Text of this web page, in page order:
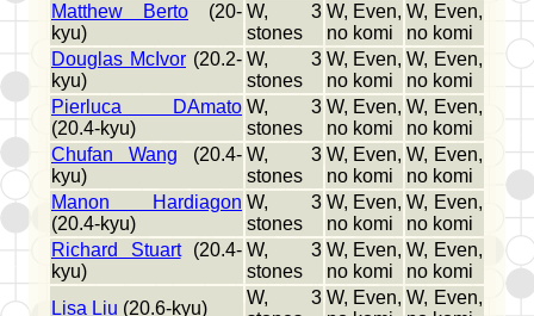
Matthew Berto (20-
kyu)
W, 3
stones
W, Even,
no komi
W, Even,
no komi
Douglas McIvor (20.2-
kyu)
W, 3
stones
W, Even,
no komi
W, Even,
no komi
Pierluca DAmato
(20.4-kyu)
W, 3
stones
W, Even,
no komi
W, Even,
no komi
Chufan Wang (20.4-
kyu)
W, 3
stones
W, Even,
no komi
W, Even,
no komi
Manon Hardiagon
(20.4-kyu)
W, 3
stones
W, Even,
no komi
W, Even,
no komi
Richard Stuart(20.4-
kyu)
W, 3
stones
W, Even,
no komi
W, Even,
no komi
Lisa Liu (20.6-kyu)
W, 3 W, Even, W, Even,